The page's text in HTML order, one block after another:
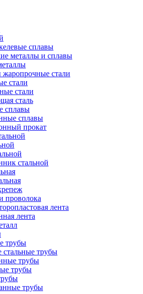
сплавы
металлы и сплавы
стали
стали
стали
сталь
сплавы
сплавы
прокат
стальной
проволока
лента
лента
трубы
стальные трубы
трубы
трубы
трубы